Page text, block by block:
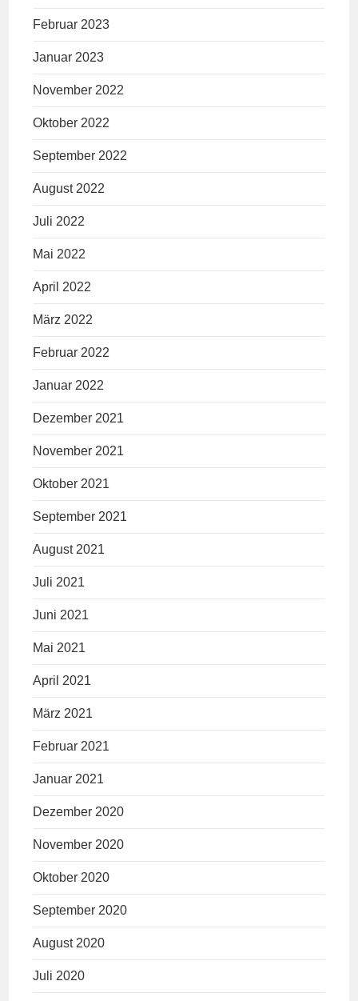
Februar 2023
Januar 2023
November 2022
Oktober 2022
September 2022
August 2022
Juli 2022
Mai 2022
April 2022
März 2022
Februar 2022
Januar 2022
Dezember 2021
November 2021
Oktober 2021
September 2021
August 2021
Juli 2021
Juni 2021
Mai 2021
April 2021
März 2021
Februar 2021
Januar 2021
Dezember 2020
November 2020
Oktober 2020
September 2020
August 2020
Juli 2020